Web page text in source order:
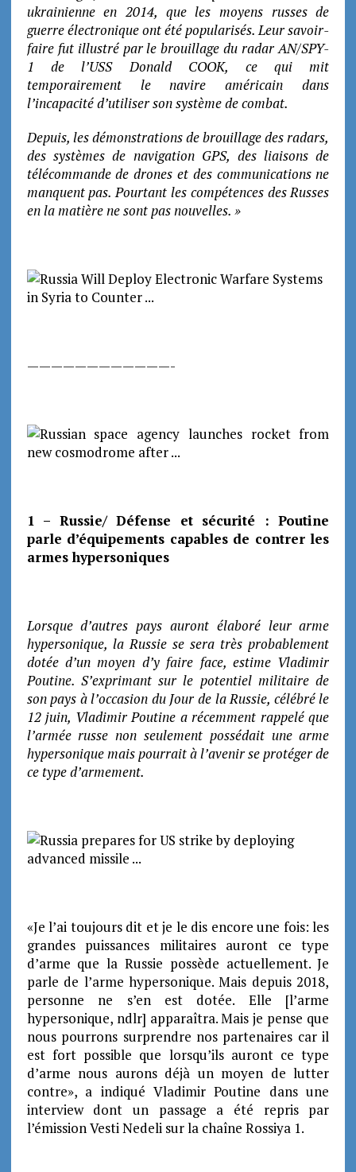
ukrainienne en 2014, que les moyens russes de
guerre électronique ont été popularisés. Leur savoir-
faire fut illustré par le brouillage du radar AN/SPY-
1 de l’USS Donald COOK, ce qui mit
temporairement le navire américain dans
l’incapacité d’utiliser son système de combat.
Depuis, les démonstrations de brouillage des radars,
des systèmes de navigation GPS, des liaisons de
télécommande de drones et des communications ne
manquent pas. Pourtant les compétences des Russes
en la matière ne sont pas nouvelles. »
————————————-
1 – Russie/ Défense et sécurité : Poutine
parle d’équipements capables de contrer les
armes hypersoniques
Lorsque d’autres pays auront élaboré leur arme
hypersonique, la Russie se sera très probablement
dotée d’un moyen d’y faire face, estime Vladimir
Poutine. S’exprimant sur le potentiel militaire de
son pays à l’occasion du Jour de la Russie, célébré le
12 juin, Vladimir Poutine a récemment rappelé que
l’armée russe non seulement possédait une arme
hypersonique mais pourrait à l’avenir se protéger de
ce type d’armement.
«Je l’ai toujours dit et je le dis encore une fois: les
grandes puissances militaires auront ce type
d’arme que la Russie possède actuellement. Je
parle de l’arme hypersonique. Mais depuis 2018,
personne ne s’en est dotée. Elle [l’arme
hypersonique, ndlr] apparaîtra. Mais je pense que
nous pourrons surprendre nos partenaires car il
est fort possible que lorsqu’ils auront ce type
d’arme nous aurons déjà un moyen de lutter
contre», a indiqué Vladimir Poutine dans une
interview dont un passage a été repris par
l’émission Vesti Nedeli sur la chaîne Rossiya 1.